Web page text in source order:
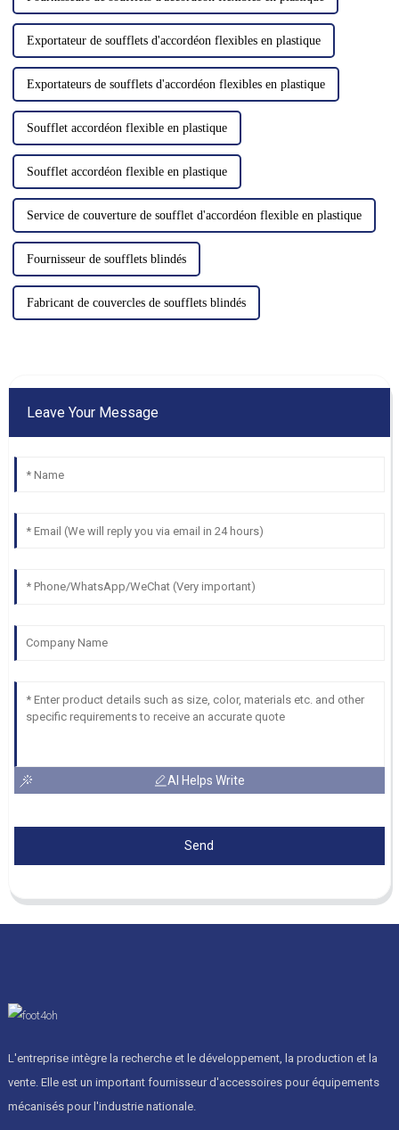
Exportateur de soufflets d'accordéon flexibles en plastique
Exportateurs de soufflets d'accordéon flexibles en plastique
Soufflet accordéon flexible en plastique
Soufflet accordéon flexible en plastique
Service de couverture de soufflet d'accordéon flexible en plastique
Fournisseur de soufflets blindés
Fabricant de couvercles de soufflets blindés
Leave Your Message
AI Helps Write
Send
L'entreprise intègre la recherche et le développement, la production et la
vente. Elle est un important fournisseur d'accessoires pour équipements
mécanisés pour l'industrie nationale.